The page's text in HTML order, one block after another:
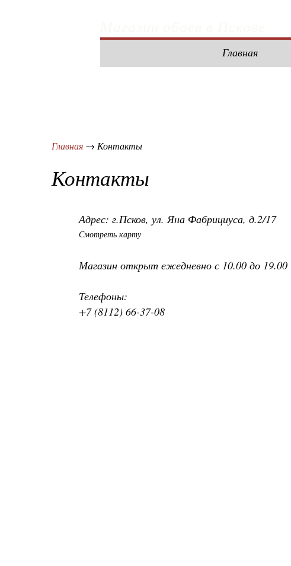
Главная
Главная Контакты
Контакты
Адрес: г.Псков, ул. Яна Фабрициуса, д.2/17
Смотреть карту
Магазин открыт ежедневно с 10.00 до 19.00
Телефоны:
+7 (8112) 66-37-08